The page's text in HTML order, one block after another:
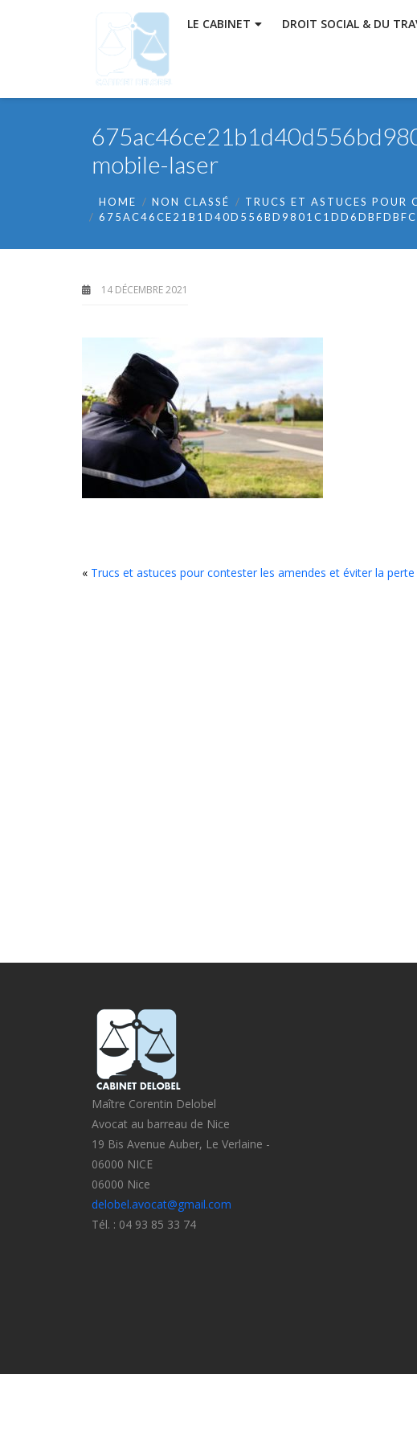
LE CABINET DROIT SOCIAL & DU
mobile-laser
HOME NON CLASSÉ
TRUCS ET ASTUCES POUR
14 DÉCEMBRE 2021
« Trucs et astuces pour contester les amendes et éviter la
Maître Corentin Delobel
Avocat au barreau de Nice
19 Bis Avenue Auber, Le Verlaine -
06000 NICE
06000 Nice
delobel.avocat@gmail.com
Tél. : 04 93 85 33 74